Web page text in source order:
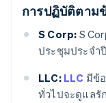
การปฏิบัติตาม
S Corp: S
ประชุมประจำ
LLC: LLC มีข้
ทั่วไปจะดูแลรั